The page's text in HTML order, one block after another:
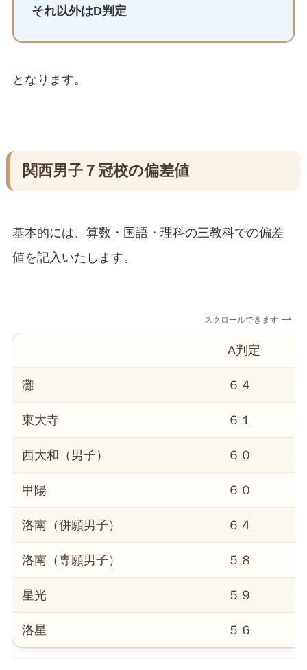
それ以外はD判定
となります。
関西男子７冠校の偏差値
基本的には、算数・国語・理科の三教科での偏差
値を記入いたします。
スクロールできます
A判定
灘 ６４
東大寺 ６１
西大和（男子） ６０
甲陽 ６０
洛南（併願男子） ６４
洛南（専願男子） ５８
星光 ５９
洛星 ５６